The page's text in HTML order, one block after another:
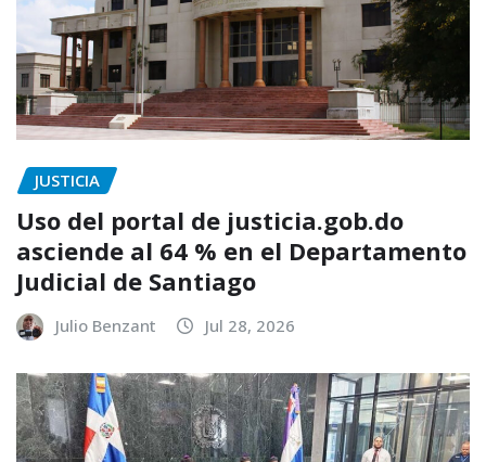
JUSTICIA
Uso del portal de justicia.gob.do
asciende al 64 % en el Departamento
Judicial de Santiago
Julio Benzant Jul 28, 2026